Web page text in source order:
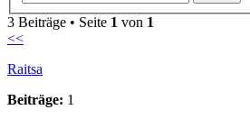
3 Beiträge • Seite 1 von 1
<<
Raitsa
Beiträge: 1